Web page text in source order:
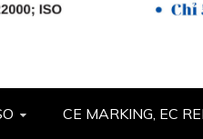
CE MARKING, EC